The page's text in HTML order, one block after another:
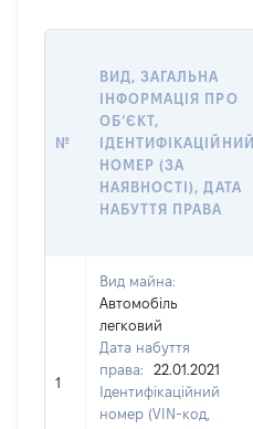
№
ВИД, ЗАГАЛЬНА
ІНФОРМАЦІЯ ПРО
ОБʼЄКТ,
ІДЕНТИФІКАЦІЙНИЙ
НОМЕР (ЗА
НАЯВНОСТІ), ДАТА
НАБУТТЯ ПРАВА
1
Вид майна:
Автомобіль
легковий
Дата набуття
права:
22.01.2021
Ідентифікаційний
номер (VIN-код,